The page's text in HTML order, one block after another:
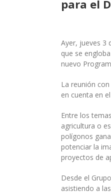
para el
Ayer, jueves 3
que se
nuevo
La reunión
en cuenta en
Entre los
agricultura o
polígonos
potenciar la
proyectos de
Desde el
asistiendo a